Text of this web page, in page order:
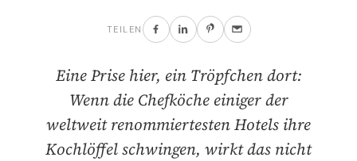
TEILEN
Eine Prise hier, ein Tröpfchen dort:
Wenn die Chefköche einiger der
weltweit renommiertesten Hotels ihre
Kochlöffel schwingen, wirkt das nicht